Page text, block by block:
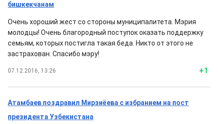
бишкекчанам
Очень хороший жест со стороны муниципалитета. Мэрия
молодцы! Очень благородный поступок оказать поддержку
семьям, которых постигла такая беда. Никто от этого не
застрахован. Спасибо мэру!
07.12.2016, 13:26 +1
Атамбаев поздравил Мирзиёева с избранием на пост
президента Узбекистана